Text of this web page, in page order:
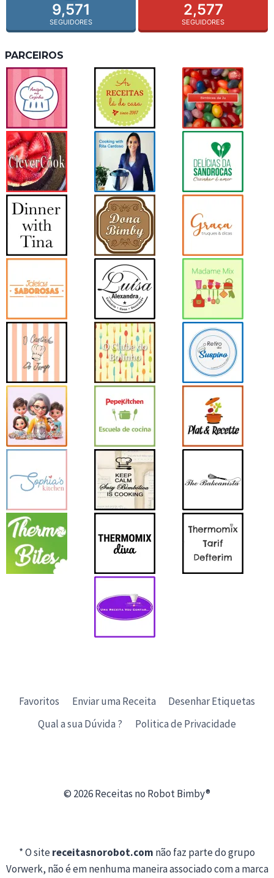
9,571
SEGUIDORES
2,577
SEGUIDORES
PARCEIROS
Favoritos Enviar uma Receita
Desenhar Etiquetas
Qual a sua Dúvida ?
Politica de Privacidade
© 2026 Receitas no Robot Bimby®
* O sitereceitasnorobot.com não faz parte do grupo
Vorwerk, não é em nenhuma maneira associado com a marca